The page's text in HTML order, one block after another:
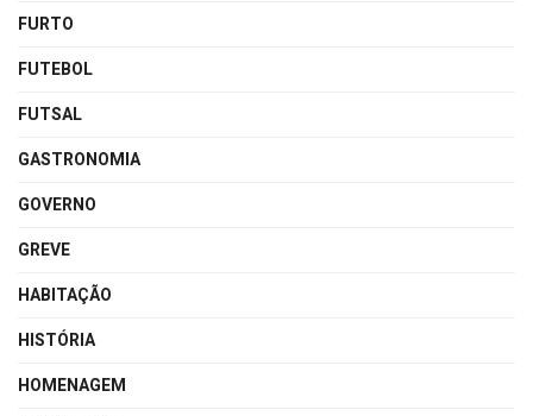
FURTO
FUTEBOL
FUTSAL
GASTRONOMIA
GOVERNO
GREVE
HABITAÇÃO
HISTÓRIA
HOMENAGEM